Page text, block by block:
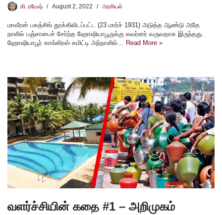
கி. ரமேஷ் August 2, 2022 அரசியல்
மாவீரன் பகத்சிங் தூக்கிலிடப்பட்ட (23 மார்ச் 1931) அடுத்த ஆண்டு அதே
நாளில் பஞ்சாபைச் சேர்ந்த ஹோஷியாபூருக்கு கவர்னர் வருவதாக இருந்தது.
ஹோஷியாபூர் காங்கிரஸ் கமிட்டி அந்நாளில்… Read More »
வளர்ச்சியின் கதை #1 – அறிமுகம்